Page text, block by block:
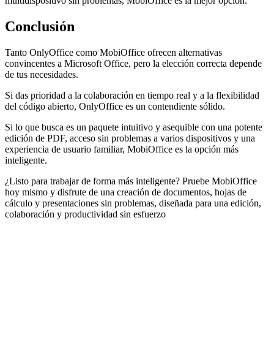
Conclusión
Tanto OnlyOffice como MobiOffice ofrecen alternativas
convincentes a Microsoft Office, pero la elección correcta depende
de tus necesidades.
Si das prioridad a la colaboración en tiempo real y a la flexibilidad
del código abierto, OnlyOffice es un contendiente sólido.
Si lo que busca es un paquete intuitivo y asequible con una potente
edición de PDF, acceso sin problemas a varios dispositivos y una
experiencia de usuario familiar, MobiOffice es la opción más
inteligente.
¿Listo para trabajar de forma más inteligente? Pruebe MobiOffice
hoy mismo y disfrute de una creación de documentos, hojas de
cálculo y presentaciones sin problemas, diseñada para una edición,
colaboración y productividad sin esfuerzo